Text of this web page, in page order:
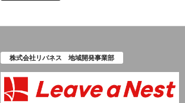
株式会社リバネス 地域開発事業部